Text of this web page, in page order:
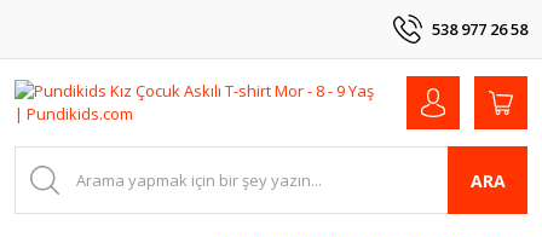
538 977 26 58
ARA